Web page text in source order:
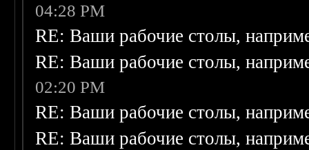
04:28 PM
RE: Ваши рабочие столы,
RE: Ваши рабочие столы,
02:20 PM
RE: Ваши рабочие столы,
RE: Ваши рабочие столы,